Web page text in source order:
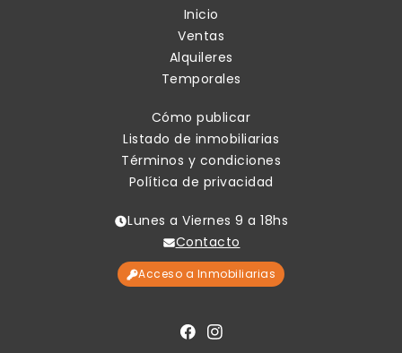
Inicio
Ventas
Alquileres
Temporales
Cómo publicar
Listado de inmobiliarias
Términos y condiciones
Política de privacidad
Lunes a Viernes 9 a 18hs
Contacto
Acceso a Inmobiliarias